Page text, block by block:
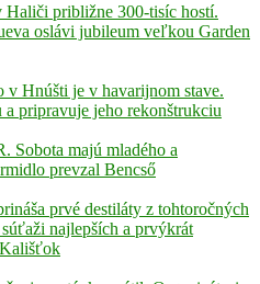
približne 300-tisíc hostí.
oslávi jubileum veľkou Garden
Hnúšti je v havarijnom stave.
pripravuje jeho rekonštrukciu
Sobota majú mladého a
prevzal Bencső
prvé destiláty z tohtoročných
najlepších a prvýkrát
Kališťok